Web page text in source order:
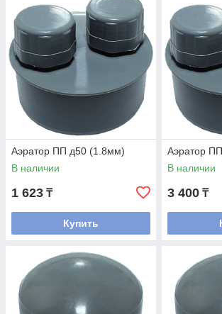
Аэратор ПП д50 (1.8мм)
В наличии
1 623 ₸
Купить
Аэратор
В наличии
3 400 ₸